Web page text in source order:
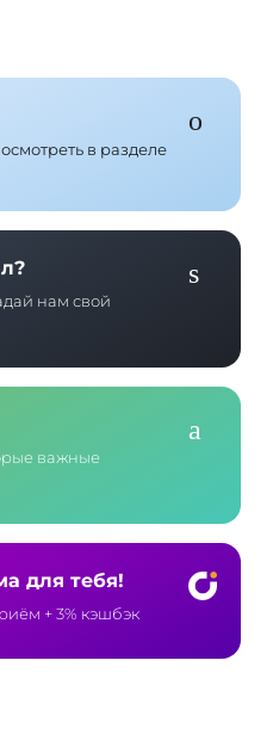
в разделе
нам свой
важные
для тебя!
+ 3% кэшбэк